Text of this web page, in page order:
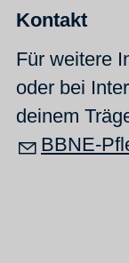
Kontakt
Für weitere
oder bei
deinem
BBNE-